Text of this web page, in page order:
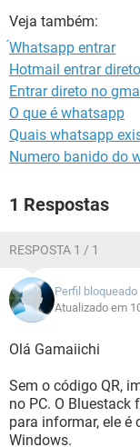
Veja também:
́Whatsapp entrar
Hotmail entrar direto
Entrar direto no
O que é whatsapp
Quais whatsapp
Numero banido do
1 Respostas
RESPOSTA 1 / 1
Perfil bloqueado
Atualizado em
Olá Gamaiichi
Sem o código QR,
no PC. O Bluestack
para informar, ele é
Windows.